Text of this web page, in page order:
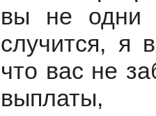
вы не одни
случится, я
что вас не